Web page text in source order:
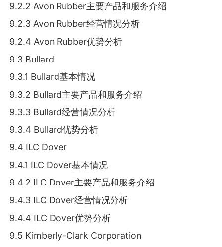
9.2.2 Avon Rubber主要产品和服务介绍
9.2.3 Avon Rubber经营情况分析
9.2.4 Avon Rubber优势分析
9.3 Bullard
9.3.1 Bullard基本情况
9.3.2 Bullard主要产品和服务介绍
9.3.3 Bullard经营情况分析
9.3.4 Bullard优势分析
9.4 ILC Dover
9.4.1 ILC Dover基本情况
9.4.2 ILC Dover主要产品和服务介绍
9.4.3 ILC Dover经营情况分析
9.4.4 ILC Dover优势分析
9.5 Kimberly-Clark Corporation